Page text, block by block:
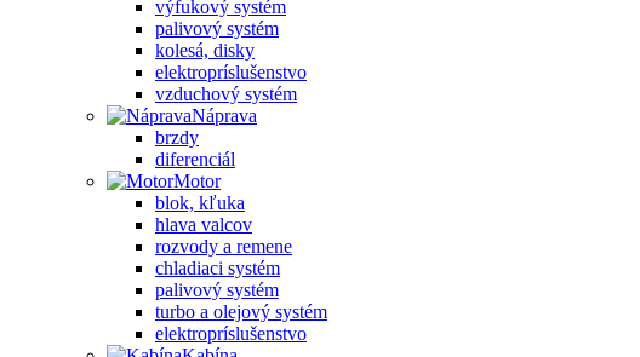
výfukový systém
palivový systém
kolesá, disky
elektropríslušenstvo
vzduchový systém
Náprava
brzdy
diferenciál
Motor
blok, kľuka
hlava valcov
rozvody a remene
chladiaci systém
palivový systém
turbo a olejový systém
elektropríslušenstvo